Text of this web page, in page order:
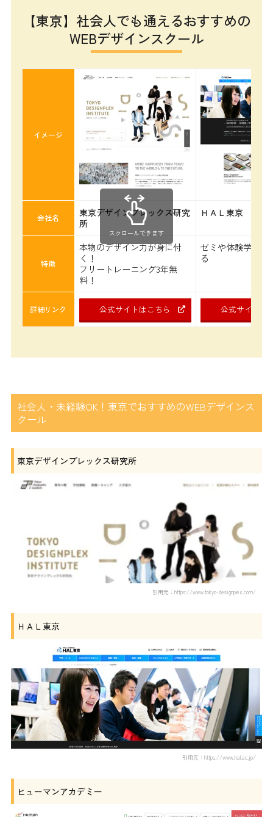
【東京】社会人でも通えるおすすめの
WEBデザインスクール
イメージ
会社名
東京デザインプレックス研究
所
ＨＡＬ東京
特徴
本物のデザイン力が身に付
く！
フリートレーニング3年無
料！
ゼミや体験学習が
る
詳細リンク 公式サイトはこちら 公式サイトは
スクロールできます
社会人・未経験OK！東京でおすすめのWEBデザインス
クール
東京デザインプレックス研究所
引用元：https://www.tokyo-designplex.com/
ＨＡＬ東京
引用元：https://www.hal.ac.jp/
ヒューマンアカデミー